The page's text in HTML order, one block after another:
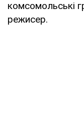
комсомольські
режисер.